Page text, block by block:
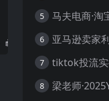
5
6
7
8